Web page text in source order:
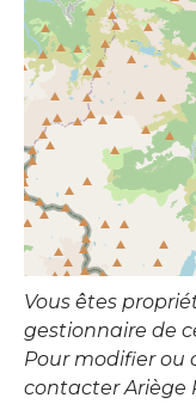
Vous êtes
gestionnaire de
Pour modifier ou
contacter Ariège